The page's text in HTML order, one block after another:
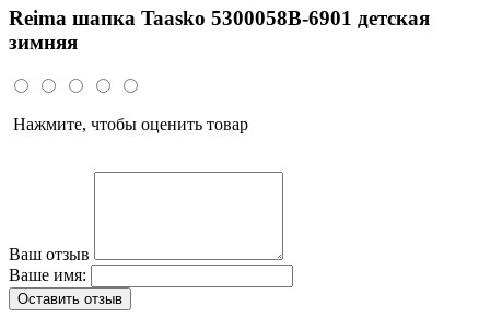
Reima шапка Taasko 5300058B-6901 детская
зимняя
Нажмите, чтобы оценить товар
Ваш отзыв
Ваше имя:
Оставить отзыв